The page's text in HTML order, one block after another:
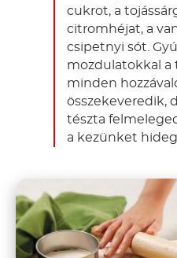
cukrot, a
citromhéjat, a
csipetnyi sót.
mozdulatokkal a
minden
összekeveredik,
tészta
a kezünket hideg